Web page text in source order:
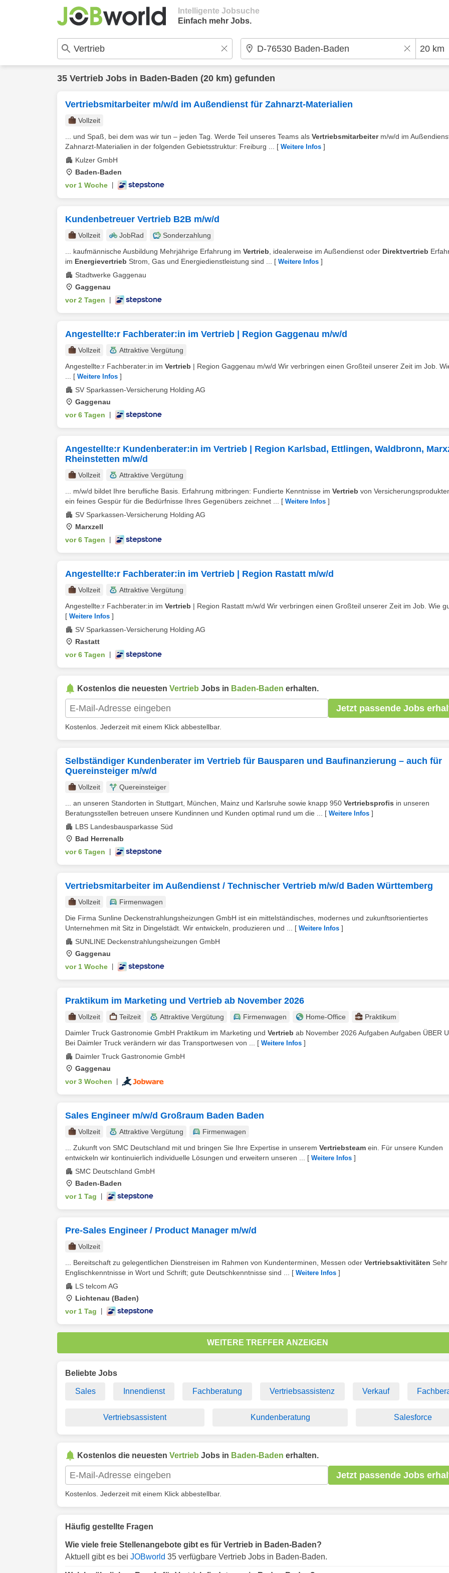
Intelligente Jobsuche
Einfach mehr Jobs.
35 Vertrieb Jobs in Baden-Baden (20 km) gefunden
Vertriebsmitarbeiter m/w/d im Außendienst für Zahnarzt-Materialien
Vollzeit
... und Spaß, bei dem was wir tun – jeden Tag. Werde Teil unseres Teams als Vertriebsmitarbeiterm/w/d im
Zahnarzt-Materialien in der folgenden Gebietsstruktur: Freiburg ...
[ Weitere Infos ]
Kulzer GmbH
Baden-Baden
vor 1 Woche
Kundenbetreuer Vertrieb B2B m/w/d
Vollzeit JobRad
Sonderzahlung
... kaufmännische Ausbildung Mehrjährige Erfahrung im Vertrieb , idealerweise im Außendienst oder Direktvertrieb
im Energievertrieb Strom, Gas und Energiedienstleistung sind ... [ Weitere Infos ]
Stadtwerke Gaggenau
Gaggenau
vor 2 Tagen
Angestellte:r Fachberater:in im Vertrieb | Region Gaggenau m/w/d
Vollzeit
Attraktive Vergütung
Angestellte:r Fachberater:in im Vertrieb | Region Gaggenau m/w/d Wir verbringen einen Großteil unserer Zeit im Job.
[ Weitere Infos ]
SV Sparkassen-Versicherung Holding AG
Gaggenau
vor 6 Tagen
Angestellte:r Kundenberater:in im Vertrieb | Region Karlsbad, Ettlingen, Waldbronn,
Rheinstetten m/w/d
Vollzeit
Attraktive Vergütung
... m/w/d bildet Ihre berufliche Basis. Erfahrung mitbringen: Fundierte Kenntnisse im Vertrieb von
ein feines Gespür für die Bedürfnisse Ihres Gegenübers zeichnet ...
[ Weitere Infos ]
SV Sparkassen-Versicherung Holding AG
Marxzell
vor 6 Tagen
Angestellte:r Fachberater:in im Vertrieb | Region Rastatt m/w/d
Vollzeit
Attraktive Vergütung
Angestellte:r Fachberater:in im Vertrieb | Region Rastatt m/w/d Wir verbringen einen Großteil unserer Zeit im Job. Wie
[ Weitere Infos ]
SV Sparkassen-Versicherung Holding AG
Rastatt
vor 6 Tagen
Kostenlos die neuesten Vertrieb Jobs in Baden-Baden erhalten.
Jetzt passende Jobs
Kostenlos. Jederzeit mit einem Klick abbestellbar.
Selbständiger Kundenberater im Vertrieb für Bausparen und Baufinanzierung – auch für
Quereinsteiger m/w/d
Vollzeit
Quereinsteiger
... an unseren Standorten in Stuttgart, München, Mainz und Karlsruhe sowie knapp 950 Vertriebsprofis in unseren
Beratungsstellen betreuen unsere Kundinnen und Kunden optimal rund um die ...
[ Weitere Infos ]
LBS Landesbausparkasse Süd
Bad Herrenalb
vor 6 Tagen
Vertriebsmitarbeiter im Außendienst / Technischer Vertrieb m/w/d Baden Württemberg
Vollzeit
Firmenwagen
Die Firma Sunline Deckenstrahlungsheizungen GmbH ist ein mittelständisches, modernes und zukunftsorientiertes
Unternehmen mit Sitz in Dingelstädt. Wir entwickeln, produzieren und ...
[ Weitere Infos ]
SUNLINE Deckenstrahlungsheizungen GmbH
Gaggenau
vor 1 Woche
Praktikum im Marketing und Vertrieb ab November 2026
Vollzeit Teilzeit Attraktive Vergütung Firmenwagen Home-Office
Praktikum
Daimler Truck Gastronomie GmbH Praktikum im Marketing und Vertrieb ab November 2026 Aufgaben Aufgaben ÜBER
Bei Daimler Truck verändern wir das Transportwesen von ...
[ Weitere Infos ]
Daimler Truck Gastronomie GmbH
Gaggenau
vor 3 Wochen
Sales Engineer m/w/d Großraum Baden Baden
Vollzeit Attraktive Vergütung
Firmenwagen
... Zukunft von SMC Deutschland mit und bringen Sie Ihre Expertise in unserem Vertriebsteam ein. Für unsere Kunden
entwickeln wir kontinuierlich individuelle Lösungen und erweitern unseren ...
[ Weitere Infos ]
SMC Deutschland GmbH
Baden-Baden
vor 1 Tag
Pre-Sales Engineer / Product Manager m/w/d
Vollzeit
... Bereitschaft zu gelegentlichen Dienstreisen im Rahmen von Kundenterminen, Messen oder Vertriebsaktivitäten
Englischkenntnisse in Wort und Schrift; gute Deutschkenntnisse sind ...
[ Weitere Infos ]
LS telcom AG
Lichtenau (Baden)
vor 1 Tag
WEITERE TREFFER ANZEIGEN
Beliebte Jobs
Sales Innendienst Fachberatung Vertriebsassistenz Verkauf
Vertriebsassistent Kundenberatung Salesforce
Kostenlos die neuesten Vertrieb Jobs in Baden-Baden erhalten.
Jetzt passende Jobs
Kostenlos. Jederzeit mit einem Klick abbestellbar.
Häufig gestellte Fragen
Wie viele freie Stellenangebote gibt es für Vertrieb in Baden-Baden?
Aktuell gibt es bei JOBworld 35 verfügbare Vertrieb Jobs in Baden-Baden.